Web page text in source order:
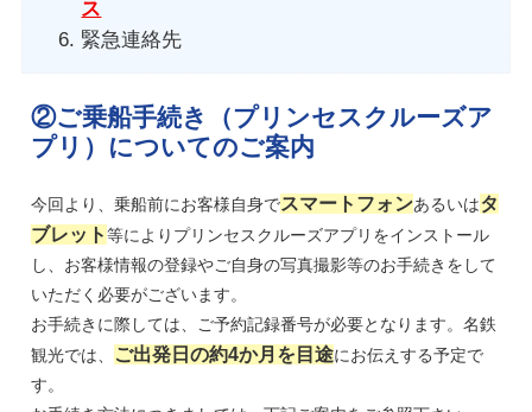
ス
緊急連絡先
②ご乗船手続き（プリンセスクルーズア
プリ）についてのご案内
今回より、乗船前にお客様自身でスマートフォンあるいはタ
ブレット等によりプリンセスクルーズアプリをインストール
し、お客様情報の登録やご自身の写真撮影等のお手続きをして
いただく必要がございます。
お手続きに際しては、ご予約記録番号が必要となります。名鉄
観光では、 ご出発日の約4か月を目途にお伝えする予定で
す。